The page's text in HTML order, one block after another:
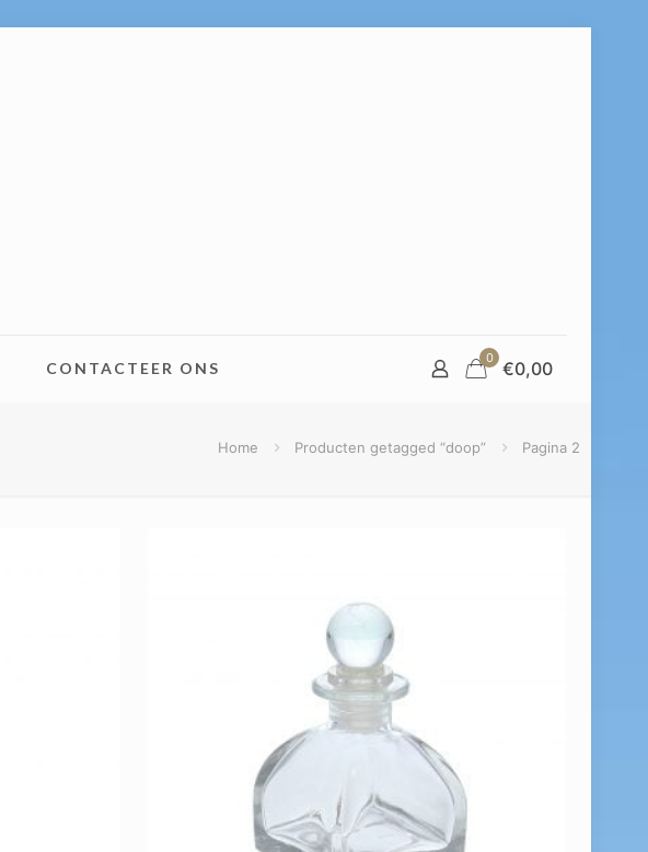
CONTACTEER ONS
0 €0,00
Home Producten getagged “doop” Pagina 2